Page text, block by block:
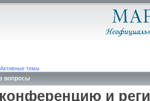
Активные темы
вопросы
и